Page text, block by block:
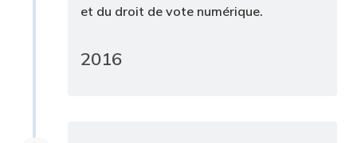
et du droit de vote numérique.
2016